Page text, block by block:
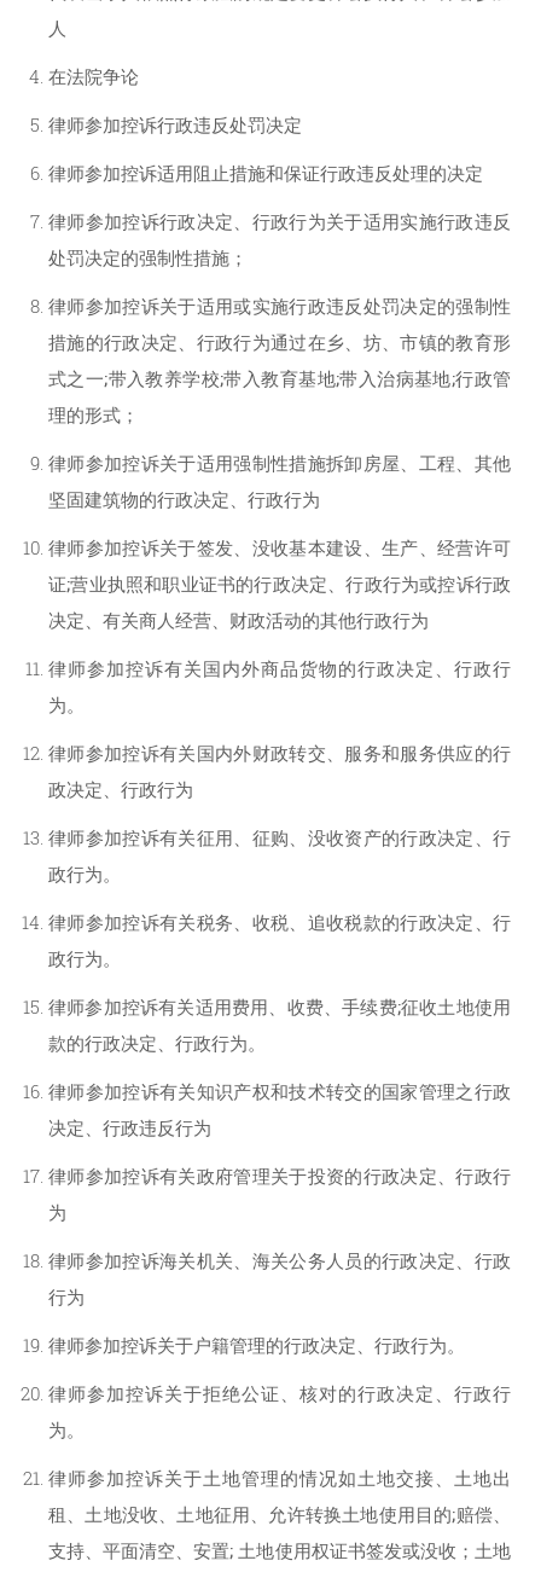
人
在法院争论
律师参加控诉行政违反处罚决定
律师参加控诉适用阻止措施和保证行政违反处理的决定
律师参加控诉行政决定、行政行为关于适用实施行政违反
处罚决定的强制性措施；
律师参加控诉关于适用或实施行政违反处罚决定的强制性
措施的行政决定、行政行为通过在乡、坊、市镇的教育形
式之一;带入教养学校;带入教育基地;带入治病基地;行政管
理的形式；
律师参加控诉关于适用强制性措施拆卸房屋、工程、其他
坚固建筑物的行政决定、行政行为
律师参加控诉关于签发、没收基本建设、生产、经营许可
证;营业执照和职业证书的行政决定、行政行为或控诉行政
决定、有关商人经营、财政活动的其他行政行为
律师参加控诉有关国内外商品货物的行政决定、行政行
为。
律师参加控诉有关国内外财政转交、服务和服务供应的行
政决定、行政行为
律师参加控诉有关征用、征购、没收资产的行政决定、行
政行为。
律师参加控诉有关税务、收税、追收税款的行政决定、行
政行为。
律师参加控诉有关适用费用、收费、手续费;征收土地使用
款的行政决定、行政行为。
律师参加控诉有关知识产权和技术转交的国家管理之行政
决定、行政违反行为
律师参加控诉有关政府管理关于投资的行政决定、行政行
为
律师参加控诉海关机关、海关公务人员的行政决定、行政
行为
律师参加控诉关于户籍管理的行政决定、行政行为。
律师参加控诉关于拒绝公证、核对的行政决定、行政行
为。
律师参加控诉关于土地管理的情况如土地交接、土地出
租、土地没收、土地征用、允许转换土地使用目的;赔偿、
支持、平面清空、安置; 土地使用权证书签发或没收；土地